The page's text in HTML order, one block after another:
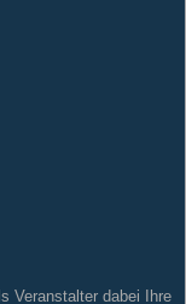
Veranstalter dabei Ihre